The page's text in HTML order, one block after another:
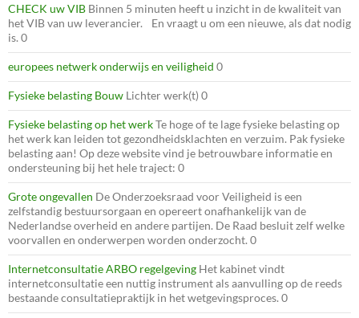
CHECK uw VIB Binnen 5 minuten heeft u inzicht in de kwaliteit van
het VIB van uw leverancier. En vraagt u om een nieuwe, als dat nodig
is. 0
europees netwerk onderwijs en veiligheid 0
Fysieke belasting Bouw Lichter werk(t) 0
Fysieke belasting op het werkTe hoge of te lage fysieke belasting op
het werk kan leiden tot gezondheidsklachten en verzuim. Pak fysieke
belasting aan! Op deze website vind je betrouwbare informatie en
ondersteuning bij het hele traject: 0
Grote ongevallen De Onderzoeksraad voor Veiligheid is een
zelfstandig bestuursorgaan en opereert onafhankelijk van de
Nederlandse overheid en andere partijen. De Raad besluit zelf welke
voorvallen en onderwerpen worden onderzocht. 0
Internetconsultatie ARBO regelgeving Het kabinet vindt
internetconsultatie een nuttig instrument als aanvulling op de reeds
bestaande consultatiepraktijk in het wetgevingsproces. 0